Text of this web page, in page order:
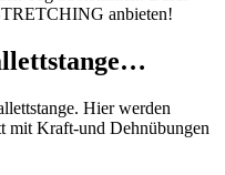
anbieten!
Hier werden
mit Kraft-und Dehnübungen